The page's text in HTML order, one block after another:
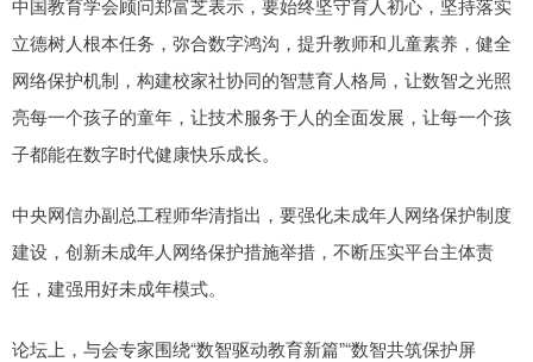
立德树人根本任务，弥合数字鸿沟，提升教师和儿童素养，健全
网络保护机制，构建校家社协同的智慧育人格局，让数智之光照
亮每一个孩子的童年，让技术服务于人的全面发展，让每一个孩
子都能在数字时代健康快乐成长。
中央网信办副总工程师华清指出，要强化未成年人网络保护制度
建设，创新未成年人网络保护措施举措，不断压实平台主体责
任，建强用好未成年模式。
论坛上，与会专家围绕“数智驱动教育新篇”“数智共筑保护屏